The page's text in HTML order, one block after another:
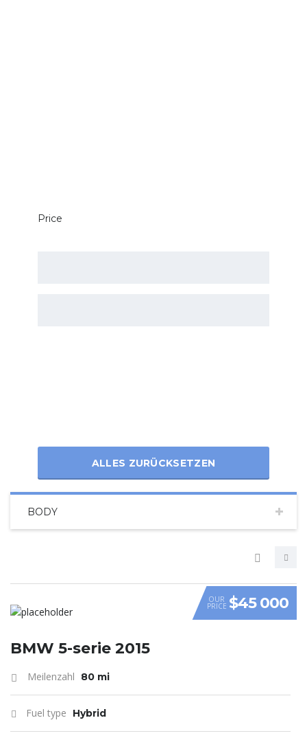
Price
ALLES ZURÜCKSETZEN
BODY
VIDEO
OUR
PRICE $45 000
BMW 5-serie 2015
Meilenzahl 80 mi
Fuel type Hybrid